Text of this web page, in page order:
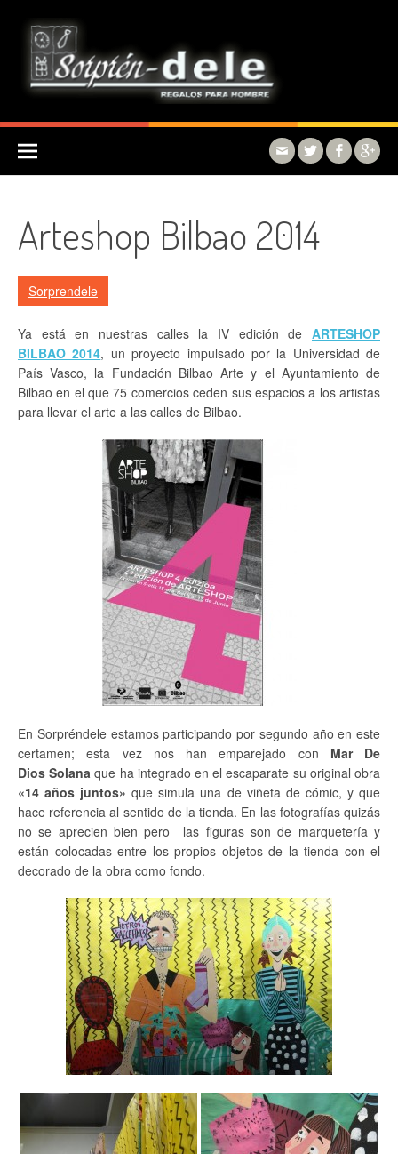
Arteshop Bilbao 2014
Sorprendele
Ya está en nuestras calles la IV edición de ARTESHOP
BILBAO 2014, un proyecto impulsado por la Universidad de
País Vasco, la Fundación Bilbao Arte y el Ayuntamiento de
Bilbao en el que 75 comercios ceden sus espacios a los artistas
para llevar el arte a las calles de Bilbao.
En Sorpréndele estamos participando por segundo año en este
certamen; esta vez nos han emparejado con Mar De
Dios Solanaque ha integrado en el escaparate su original obra
«14 años juntos» que simula una de viñeta de cómic, y que
hace referencia al sentido de la tienda. En las fotografías quizás
no se aprecien bien pero las figuras son de marquetería y
están colocadas entre los propios objetos de la tienda con el
decorado de la obra como fondo.